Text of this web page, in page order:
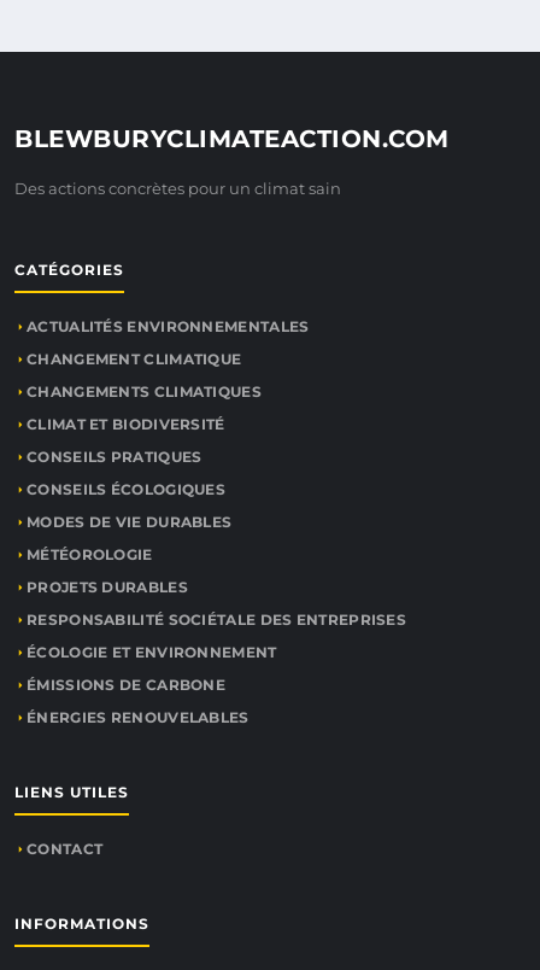
BLEWBURYCLIMATEACTION.COM
Des actions concrètes pour un climat sain
CATÉGORIES
ACTUALITÉS ENVIRONNEMENTALES
CHANGEMENT CLIMATIQUE
CHANGEMENTS CLIMATIQUES
CLIMAT ET BIODIVERSITÉ
CONSEILS PRATIQUES
CONSEILS ÉCOLOGIQUES
MODES DE VIE DURABLES
MÉTÉOROLOGIE
PROJETS DURABLES
RESPONSABILITÉ SOCIÉTALE DES ENTREPRISES
ÉCOLOGIE ET ENVIRONNEMENT
ÉMISSIONS DE CARBONE
ÉNERGIES RENOUVELABLES
LIENS UTILES
CONTACT
INFORMATIONS